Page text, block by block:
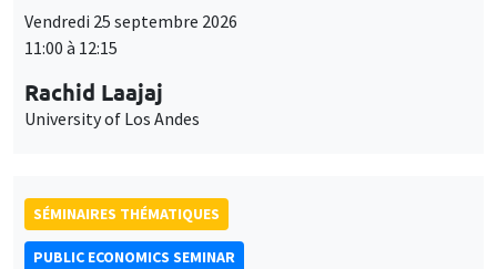
Vendredi 25 septembre 2026
11:00 à 12:15
Rachid Laajaj
University of Los Andes
SÉMINAIRES THÉMATIQUES
PUBLIC ECONOMICS SEMINAR